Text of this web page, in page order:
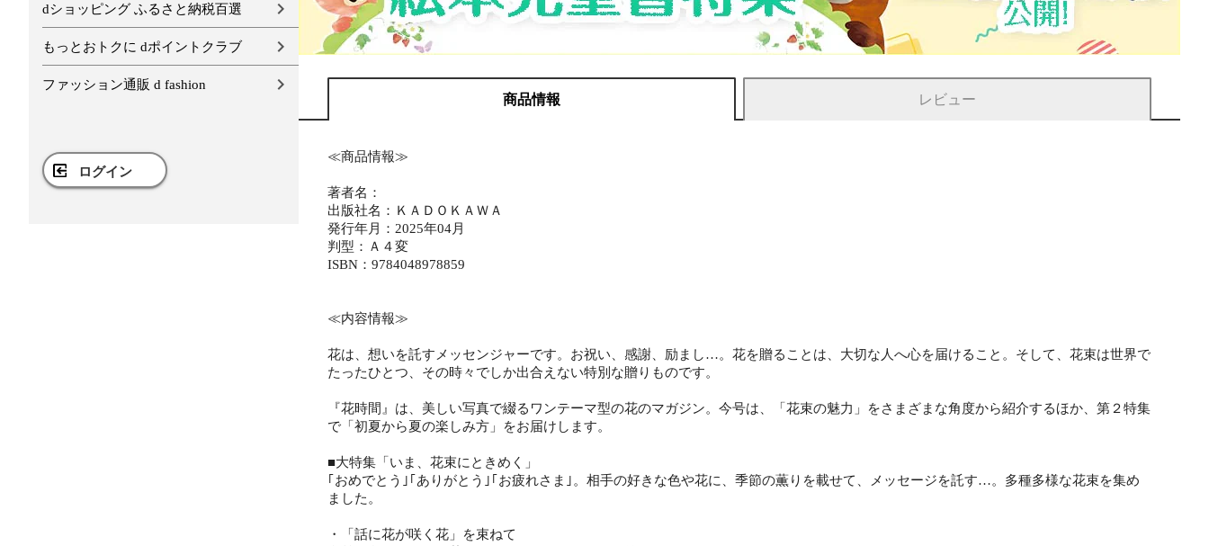
dショッピング ふるさと納税百選
もっとおトクに dポイントクラブ
ファッション通販 d fashion
ログイン
商品情報 レビュー
≪商品情報≫
著者名：
出版社名：ＫＡＤＯＫＡＷＡ
発行年月：2025年04月
判型：Ａ４変
ISBN：9784048978859
≪内容情報≫
花は、想いを託すメッセンジャーです。お祝い、感謝、励まし…。花を贈ることは、大切な人へ心を届けること。そして、花束は世界で
たったひとつ、その時々でしか出合えない特別な贈りものです。
『花時間』は、美しい写真で綴るワンテーマ型の花のマガジン。今号は、「花束の魅力」をさまざまな角度から紹介するほか、第２特集
で「初夏から夏の楽しみ方」をお届けします。
■大特集「いま、花束にときめく」
｢おめでとう｣｢ありがとう｣｢お疲れさま｣。相手の好きな色や花に、季節の薫りを載せて、メッセージを託す…。多種多様な花束を集め
ました。
・「話に花が咲く花」を束ねて